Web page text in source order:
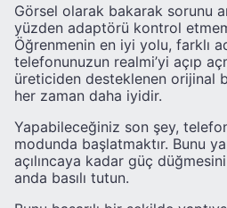
Görsel olarak bakarak sorunu
yüzden adaptörü kontrol
Öğrenmenin en iyi yolu, farklı
telefonunuzun realmi’yi açıp
üreticiden desteklenen orijinal
her zaman daha iyidir.
Yapabileceğiniz son şey,
modunda başlatmaktır. Bunu
açılıncaya kadar güç
anda basılı tutun.